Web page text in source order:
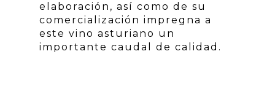
elaboración, así como de su
comercialización impregna a
este vino asturiano un
importante caudal de calidad.